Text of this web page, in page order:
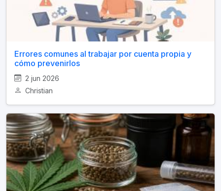
Errores comunes al trabajar por cuenta propia y
cómo prevenirlos
2 jun 2026
Christian